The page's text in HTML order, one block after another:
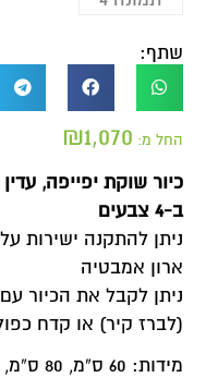
שתף:
החל מ: ₪1,070
כיור שוקת יפייפה,
ב-4 צבעים
ניתן להתקנה ישירות
ארון אמבטיה
ניתן לקבל את הכיור
(לברז קיר) או קדח
מידות: 60 ס”מ, 80 ס”מ, 100 ס”מ.